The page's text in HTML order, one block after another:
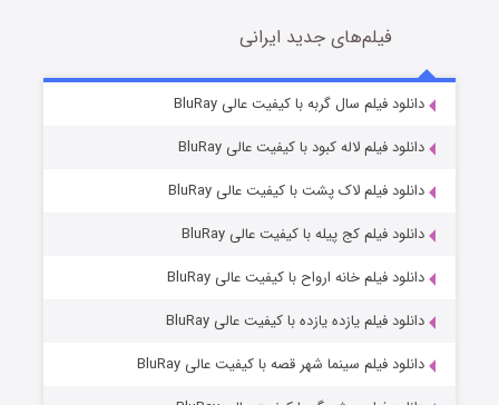
قسمت7 (زیرنویس) منتشر شد
فیلم‌های جدید ایرانی
دانلود فیلم سال گربه با کیفیت عالی BluRay
دانلود فیلم لاله کبود با کیفیت عالی BluRay
دانلود فیلم لاک پشت با کیفیت عالی BluRay
دانلود فیلم کج‌ پیله با کیفیت عالی BluRay
دانلود فیلم خانه ارواح با کیفیت عالی BluRay
دانلود فیلم یازده یازده با کیفیت عالی BluRay
دانلود فیلم سینما شهر قصه با کیفیت عالی BluRay